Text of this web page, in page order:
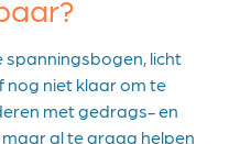
spanningsbogen, licht
niet klaar om te
met gedrags- en
maar al te graag helpen